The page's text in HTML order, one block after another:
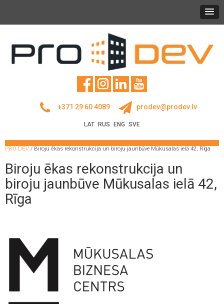
+371 29 60 4089 prodev@prodev.lv
LAT RUS ENG SVE
PRO DEV / Biroju ēkas rekonstrukcija un biroju jaunbūve Mūkusalas ielā 42, Rīga
Biroju ēkas rekonstrukcija un
biroju jaunbūve Mūkusalas ielā 42,
Rīga